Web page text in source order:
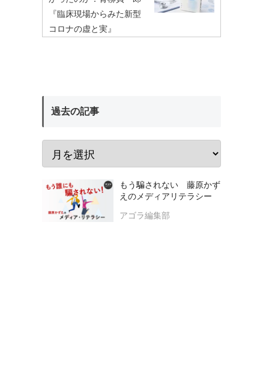
『臨床現場からみた新型
コロナの虚と実』
過去の記事
もう騙されない 藤原かず
えのメディアリテラシー
アゴラ編集部